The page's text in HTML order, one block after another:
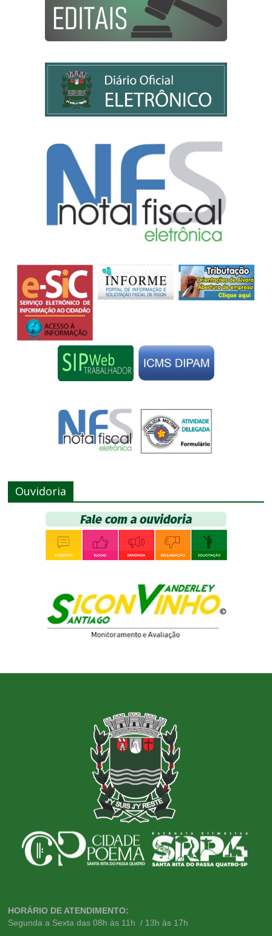
Ouvidoria
HORÁRIO DE ATENDIMENTO:
Segunda a Sexta das 08h às 11h / 13h às 17h